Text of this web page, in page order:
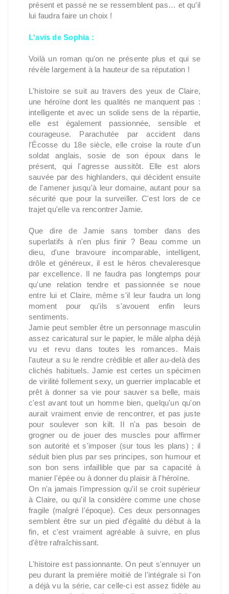
présent et passé ne se ressemblent pas… et qu’il
lui faudra faire un choix !
L'avis de Sophia :
Voilà un roman qu'on ne présente plus et qui se
révèle largement à la hauteur de sa réputation !
L'histoire se suit au travers des yeux de Claire,
une héroïne dont les qualités ne manquent pas :
intelligente et avec un solide sens de la répartie,
elle est également passionnée, sensible et
courageuse. Parachutée par accident dans
l'Écosse du 18e siècle, elle croise la route d'un
soldat anglais, sosie de son époux dans le
présent, qui l'agresse aussitôt. Elle est alors
sauvée par des highlanders, qui décident ensuite
de l'amener jusqu'à leur domaine, autant pour sa
sécurité que pour la surveiller. C'est lors de ce
trajet qu'elle va rencontrer Jamie.
Que dire de Jamie sans tomber dans des
superlatifs à n'en plus finir ? Beau comme un
dieu, d'une bravoure incomparable, intelligent,
drôle et généreux, il est le héros chevaleresque
par excellence. Il ne faudra pas longtemps pour
qu'une relation tendre et passionnée se noue
entre lui et Claire, même s'il leur faudra un long
moment pour qu'ils s'avouent enfin leurs
sentiments.
Jamie peut sembler être un personnage masculin
assez caricatural sur le papier, le mâle alpha déjà
vu et revu dans toutes les romances. Mais
l'auteur a su le rendre crédible et aller au-delà des
clichés habituels. Jamie est certes un spécimen
de virilité follement sexy, un guerrier implacable et
prêt à donner sa vie pour sauver sa belle, mais
c'est avant tout un homme bien, quelqu'un qu'on
aurait vraiment envie de rencontrer, et pas juste
pour soulever son kilt. Il n'a pas besoin de
grogner ou de jouer des muscles pour affirmer
son autorité et s'imposer (sur tous les plans) ; il
séduit bien plus par ses principes, son humour et
son bon sens infaillible que par sa capacité à
manier l'épée ou à donner du plaisir à l'héroïne.
On n'a jamais l'impression qu'il se croit supérieur
à Claire, ou qu'il la considère comme une chose
fragile (malgré l'époque). Ces deux personnages
semblent être sur un pied d'égalité du début à la
fin, et c'est vraiment agréable à suivre, en plus
d'être rafraîchissant.
L'histoire est passionnante. On peut s'ennuyer un
peu durant la première moitié de l'intégrale si l'on
a déjà vu la série, car celle-ci est assez fidèle au